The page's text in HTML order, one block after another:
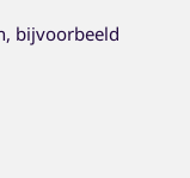
bijvoorbeeld